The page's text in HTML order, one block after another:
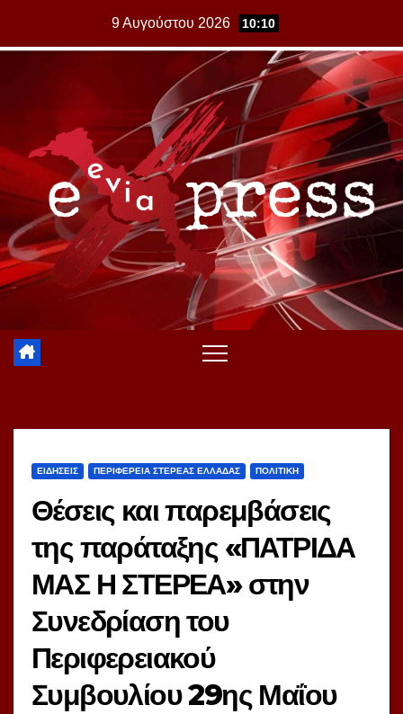
9 Αυγούστου 2026 10:10
ΕΙΔΗΣΕΙΣ ΠΕΡΙΦΕΡΕΙΑ ΣΤΕΡΕΑΣ ΕΛΛΑΔΑΣ ΠΟΛΙΤΙΚΗ
Θέσεις και παρεμβάσεις
της παράταξης «ΠΑΤΡΙΔΑ
ΜΑΣ Η ΣΤΕΡΕΑ» στην
Συνεδρίαση του
Περιφερειακού
Συμβουλίου 29ης Μαΐου